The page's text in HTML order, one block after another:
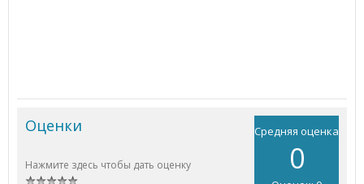
Средняя оценка
0
Оценки
Нажмите здесь чтобы дать оценку